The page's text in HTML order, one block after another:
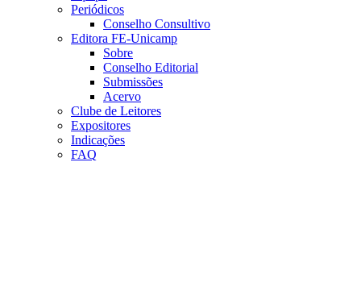
Periódicos
Conselho Consultivo
Editora FE-Unicamp
Sobre
Conselho Editorial
Submissões
Acervo
Clube de Leitores
Expositores
Indicações
FAQ